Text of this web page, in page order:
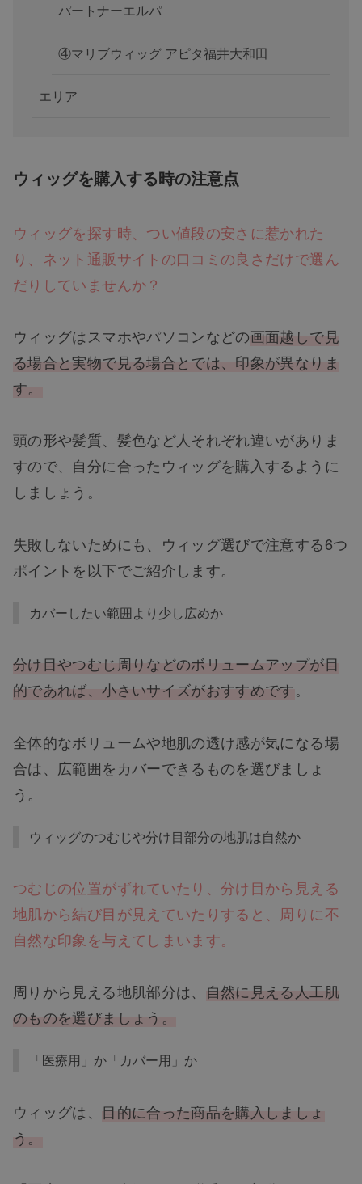
パートナーエルパ
④マリブウィッグ アピタ福井大和田
エリア
ウィッグを購入する時の注意点
ウィッグを探す時、つい値段の安さに惹かれた
り、ネット通販サイトの口コミの良さだけで選ん
だりしていませんか？
ウィッグはスマホやパソコンなどの画面越しで見
る場合と実物で見る場合とでは、印象が異なりま
す。
頭の形や髪質、髪色など人それぞれ違いがありま
すので、自分に合ったウィッグを購入するように
しましょう。
失敗しないためにも、ウィッグ選びで注意する6つ
ポイントを以下でご紹介します。
カバーしたい範囲より少し広めか
分け目やつむじ周りなどのボリュームアップが目
的であれば、小さいサイズがおすすめです。
全体的なボリュームや地肌の透け感が気になる場
合は、広範囲をカバーできるものを選びましょ
う。
ウィッグのつむじや分け目部分の地肌は自然か
つむじの位置がずれていたり、分け目から見える
地肌から結び目が見えていたりすると、周りに不
自然な印象を与えてしまいます。
周りから見える地肌部分は、 自然に見える人工肌
のものを選びましょう。
「医療用」か「カバー用」か
ウィッグは、 目的に合った商品を購入しましょ
う。